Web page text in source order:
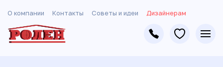
О компании Контакты Советы и идеи Дизайнерам